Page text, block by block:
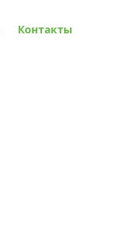
Контакты